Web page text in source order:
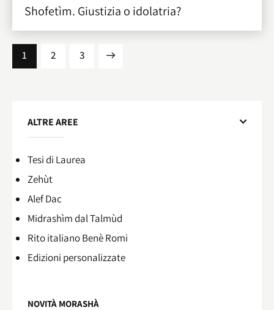
Shofetìm. Giustizia o idolatria?
1 2 3
>
ALTRE AREE
Tesi di Laurea
Zehùt
Alef Dac
Midrashìm dal Talmùd
Rito italiano Benè Romi​
Edizioni personalizzate
NOVITÀ MORASHÀ